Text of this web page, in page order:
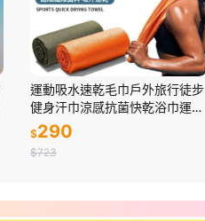
運動吸水速乾毛巾戶外旅行徒步
健身汗巾涼感抗菌快乾浴巾運動
毛巾
$290
$723